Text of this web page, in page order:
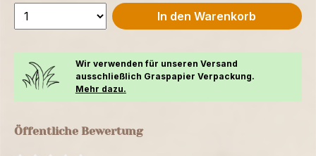
In den Warenkorb
Wir verwenden für unseren Versand
ausschließlich Graspapier Verpackung.
Mehr dazu.
Öffentliche Bewertung